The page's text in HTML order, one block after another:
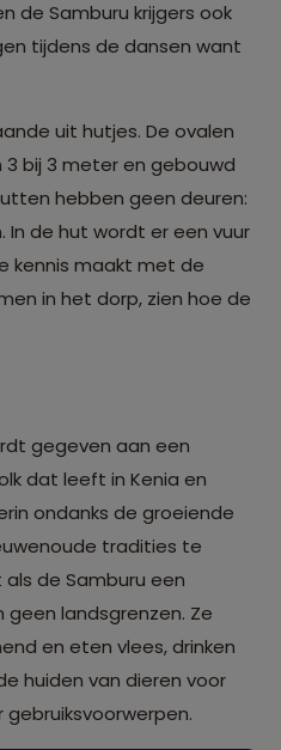
de Samburu krijgers ook
tijdens de dansen want
uit hutjes. De ovalen
bij 3 meter en gebouwd
hebben geen deuren:
In de hut wordt er een vuur
kennis maakt met de
in het dorp, zien hoe de
gegeven aan een
dat leeft in Kenia en
ondanks de groeiende
tradities te
de Samburu een
landsgrenzen. Ze
en eten vlees, drinken
huiden van dieren voor